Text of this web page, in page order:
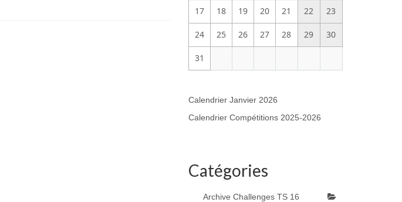
17 18 19 20 21 22 23
24 25 26 27 28 29 30
31
Calendrier Janvier 2026
Calendrier Compétitions 2025-2026
Catégories
Archive Challenges TS 16